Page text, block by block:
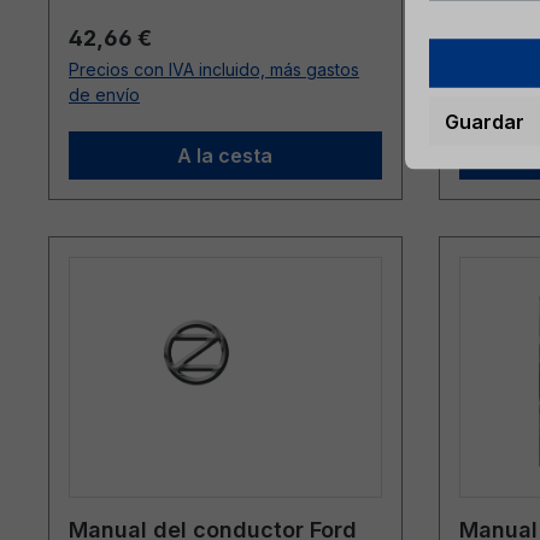
Precio normal:
42,66 €
Precios con IVA incluido, más gastos
de envío
A la cesta
Precio
43,31 €
Precios
de envío
Manual del conductor Ford
Guardar